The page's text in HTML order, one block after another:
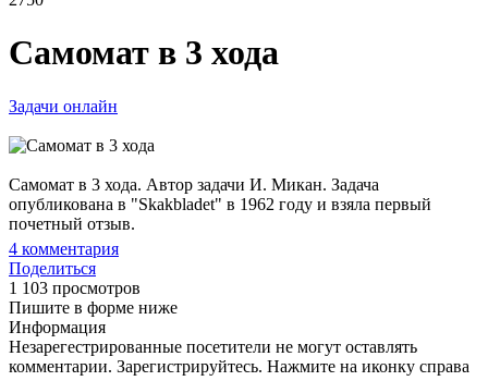
Самомат в 3 хода
Задачи онлайн
Самомат в 3 хода. Автор задачи И. Микан. Задача
опубликована в "Skakbladet" в 1962 году и взяла первый
почетный отзыв.
4 комментария
Поделиться
1 103 просмотров
Пишите в форме ниже
Информация
Незарегестрированные посетители не могут оставлять
комментарии. Зарегистрируйтесь. Нажмите на иконку справа